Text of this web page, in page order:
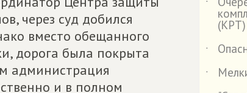
через суд добился
вместо обещанного
дорога была покрыта
администрация
и в полном
˙
(КРТ)
˙
˙